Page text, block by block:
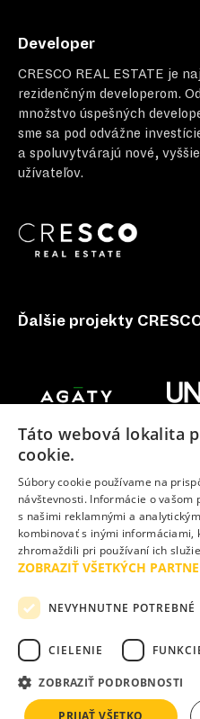
Developer
CRESCO REAL ESTATE je
rezidenčným developerom.
množstvo úspešných
sme sa pod odvážne
a spoluvytvárajú nové,
užívateľov.
Ďalšie projekty
Vizualizácie uverejnené na
charakter a nemusia v plnom
Táto webová lokalita
cookie.
Súbory cookie používame na
návštevnosti. Informácie o vašom
s našimi reklamnými a
kombinovať s inými
zhromaždili pri používaní ich
ZOBRAZIŤ VŠETKÝCH
NEVYHNUTNE POTREBNÉ
CIELENIE
ZOBRAZIŤ PODROBNOSTI
PRIJAŤ VŠETKO